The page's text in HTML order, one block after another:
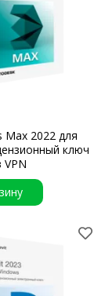
Max 2022 для
ключ
VPN